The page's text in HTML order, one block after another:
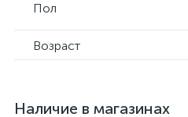
Пол
Возраст
Наличие в магазинах